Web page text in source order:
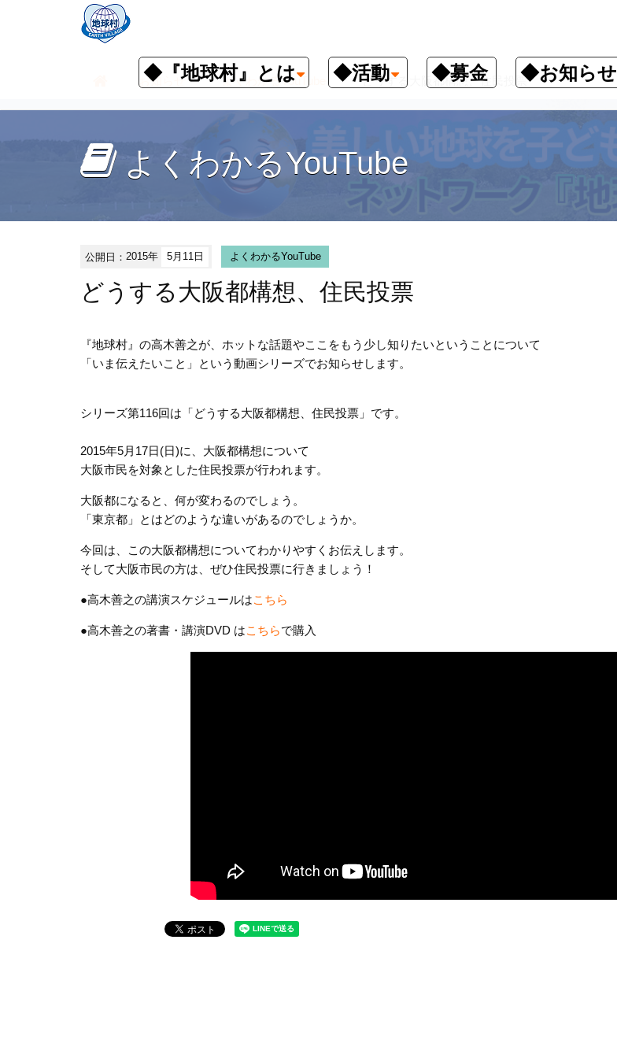
◆『地球村』とは ◆活動 ◆募金 ◆お知らせ
お知らせ よくわかるYouTube どうする大阪都構想、住民投票
よくわかるYouTube
公開日：2015年 5月11日 よくわかるYouTube
どうする大阪都構想、住民投票
『地球村』の高木善之が、ホットな話題やここをもう少し知りたいということについて
「いま伝えたいこと」という動画シリーズでお知らせします。
シリーズ第116回は「どうする大阪都構想、住民投票」です。
2015年5月17日(日)に、大阪都構想について
大阪市民を対象とした住民投票が行われます。
大阪都になると、何が変わるのでしょう。
「東京都」とはどのような違いがあるのでしょうか。
今回は、この大阪都構想についてわかりやすくお伝えします。
そして大阪市民の方は、ぜひ住民投票に行きましょう！
●高木善之の講演スケジュールはこちら
●高木善之の著書・講演DVD はこちらで購入